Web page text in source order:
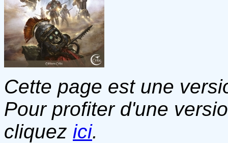
Cette page est une
Pour profiter d'une
cliquez ici.